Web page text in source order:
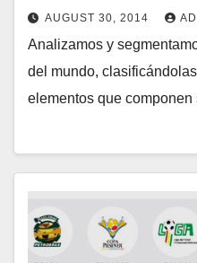
AUGUST 30, 2014
Analizamos y
del mundo,
elementos que componen